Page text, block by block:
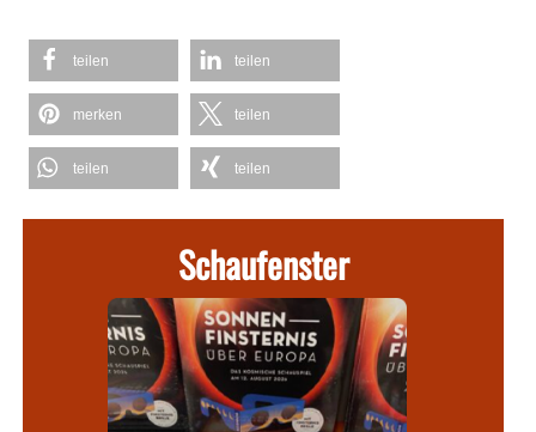
teilen teilen
merken teilen
teilen teilen
Schaufenster